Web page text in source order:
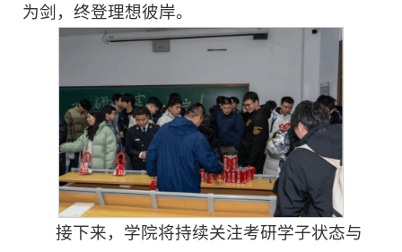
为剑，终登理想彼岸。
接下来，学院将持续关注考研学子状态与